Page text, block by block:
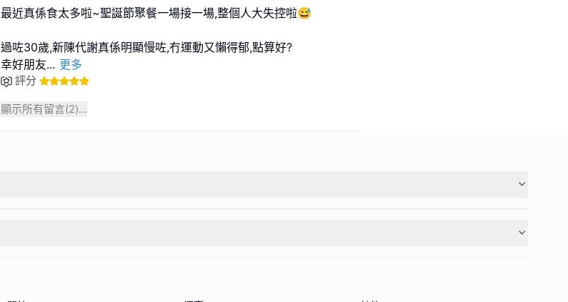
最近真係食太多啦~聖誕節聚餐一場接一場,整個人大失控啦😅
過咗30歲,新陳代謝真係明顯慢咗,冇運動又懶得郁,點算好?
幸好朋友... 更多
評分
顯示所有留言(2)...